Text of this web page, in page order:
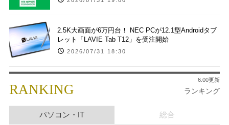
2.5K大画面が6万円台！ NEC PCが12.1型Androidタブ
レット「LAVIE Tab T12」を受注開始
2026/07/31 18:30
RANKING ランキング
6:00更新
パソコン・IT 総合